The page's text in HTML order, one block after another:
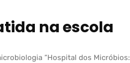
na escola
“Hospital dos Micróbios: